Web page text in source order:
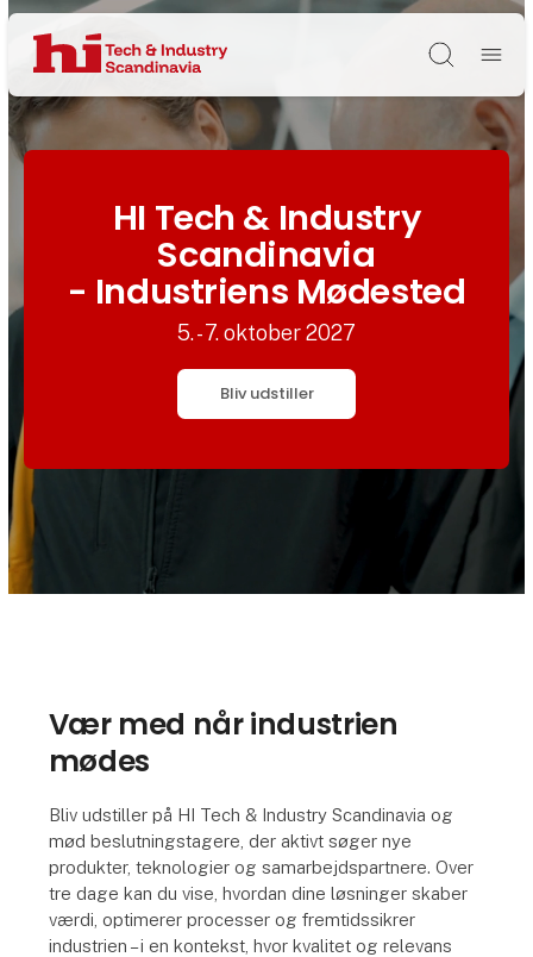
Søg
HI Tech & Industry
Scandinavia
- Industriens Mødested
5. - 7. oktober 2027
Bliv udstiller
Vær med når industrien
mødes
Bliv udstiller på HI Tech & Industry Scandinavia og
mød beslutningstagere, der aktivt søger nye
produkter, teknologier og samarbejdspartnere. Over
tre dage kan du vise, hvordan dine løsninger skaber
værdi, optimerer processer og fremtidssikrer
industrien – i en kontekst, hvor kvalitet og relevans